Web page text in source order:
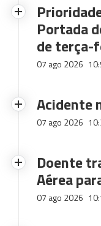
Portada
de terça-
07 ago 2026
Acidente
07 ago 2026
Doente
Aérea
07 ago 2026